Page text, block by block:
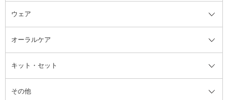
ツィザー・毛抜き
カミソリ
ファンデーション・パウダーケー
ス
ミラー・鏡
絆創膏
ヘアバンド
ヘッドマッサージブラシ
柔軟剤
ルームフレグランス・ディフュー
ザー
アロマキャンドル
消臭剤・芳香剤
美容家電全て
ボディケア美容家電
その他美容家電
ウェア
ウェア全て
レッグウェア
オーラルケア
オーラルケア全て
歯ブラシ
キット・セット
キット・セット全て
その他